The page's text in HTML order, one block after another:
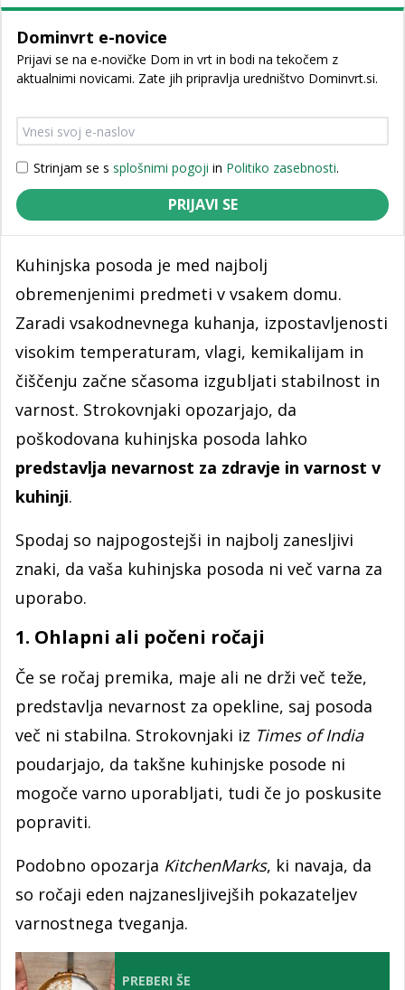
Dominvrt e-novice
Prijavi se na e-novičke Dom in vrt in bodi na tekočem z
aktualnimi novicami. Zate jih pripravlja uredništvo Dominvrt.si.
Strinjam se s splošnimi pogoji in Politiko zasebnosti.
PRIJAVI SE
Kuhinjska posoda je med najbolj
obremenjenimi predmeti v vsakem domu.
Zaradi vsakodnevnega kuhanja, izpostavljenosti
visokim temperaturam, vlagi, kemikalijam in
čiščenju začne sčasoma izgubljati stabilnost in
varnost. Strokovnjaki opozarjajo, da
poškodovana kuhinjska posoda lahko
predstavlja nevarnost za zdravje in varnost v
kuhinji.
Spodaj so najpogostejši in najbolj zanesljivi
znaki, da vaša kuhinjska posoda ni več varna za
uporabo.
1. Ohlapni ali počeni ročaji
Če se ročaj premika, maje ali ne drži več teže,
predstavlja nevarnost za opekline, saj posoda
več ni stabilna. Strokovnjaki iz Times of India
poudarjajo, da takšne kuhinjske posode ni
mogoče varno uporabljati, tudi če jo poskusite
popraviti.
Podobno opozarja KitchenMarks, ki navaja, da
so ročaji eden najzanesljivejših pokazateljev
varnostnega tveganja.
PREBERI ŠE